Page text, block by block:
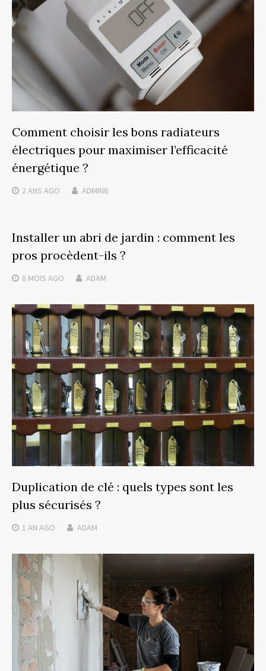
Comment choisir les bons radiateurs
électriques pour maximiser l’efficacité
énergétique ?
2 ANS AGO ADMIN6
Installer un abri de jardin : comment les
pros procèdent-ils ?
8 MOIS AGO ADAM
Duplication de clé : quels types sont les
plus sécurisés ?
1 AN AGO ADAM